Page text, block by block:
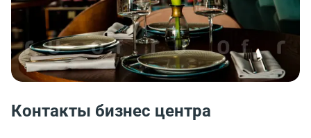
Контакты бизнес центра